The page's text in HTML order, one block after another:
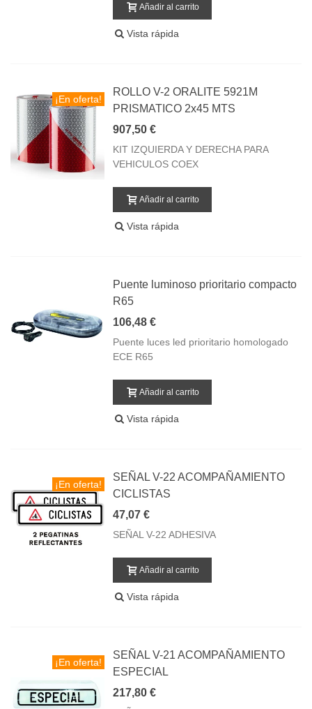
Añadir al carrito
Vista rápida
¡En oferta!
ROLLO V-2 ORALITE 5921M
PRISMATICO 2x45 MTS
907,50 €
KIT IZQUIERDA Y DERECHA PARA
VEHICULOS COEX
Añadir al carrito
Vista rápida
Puente luminoso prioritario compacto
R65
106,48 €
Puente luces led prioritario homologado
ECE R65
Añadir al carrito
Vista rápida
¡En oferta!
SEÑAL V-22 ACOMPAÑAMIENTO
CICLISTAS
47,07 €
SEÑAL V-22 ADHESIVA
Añadir al carrito
Vista rápida
¡En oferta!
SEÑAL V-21 ACOMPAÑAMIENTO
ESPECIAL
217,80 €